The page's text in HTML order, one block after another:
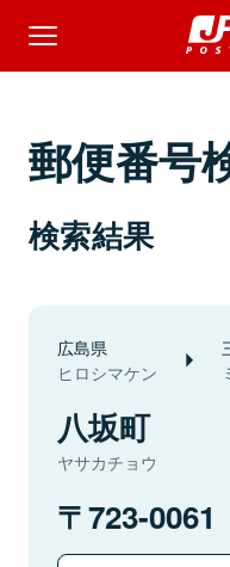
郵便番号
検索結果
広島県
ヒロシマケン
八坂町
ヤサカチョウ
723-0061